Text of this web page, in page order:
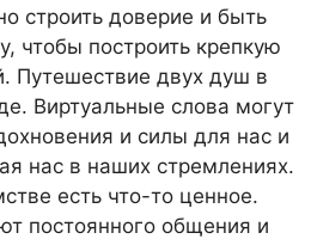
строить доверие и быть
чтобы построить крепкую
Путешествие двух душ в
Виртуальные слова могут
и силы для нас и
нас в наших стремлениях.
есть что-то ценное.
постоянного общения и